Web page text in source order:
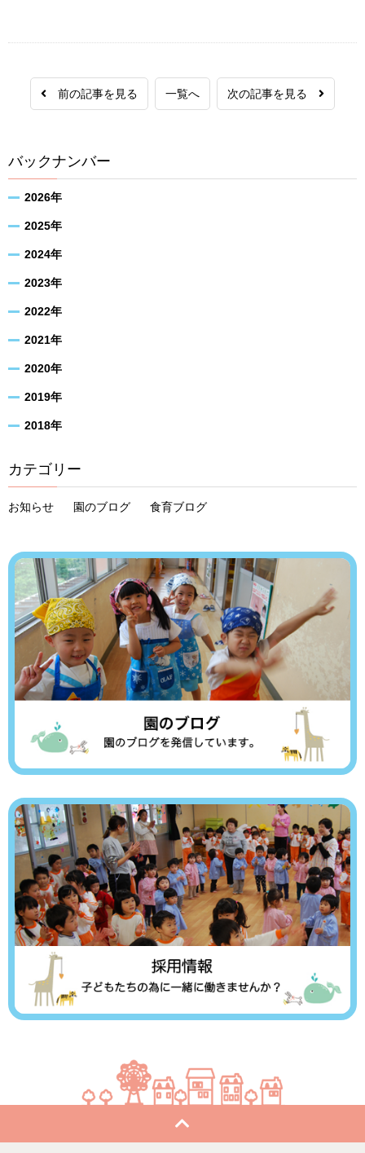
前の記事を見る 一覧へ 次の記事を見る
バックナンバー
2026年
2025年
2024年
2023年
2022年
2021年
2020年
2019年
2018年
カテゴリー
お知らせ 園のブログ 食育ブログ